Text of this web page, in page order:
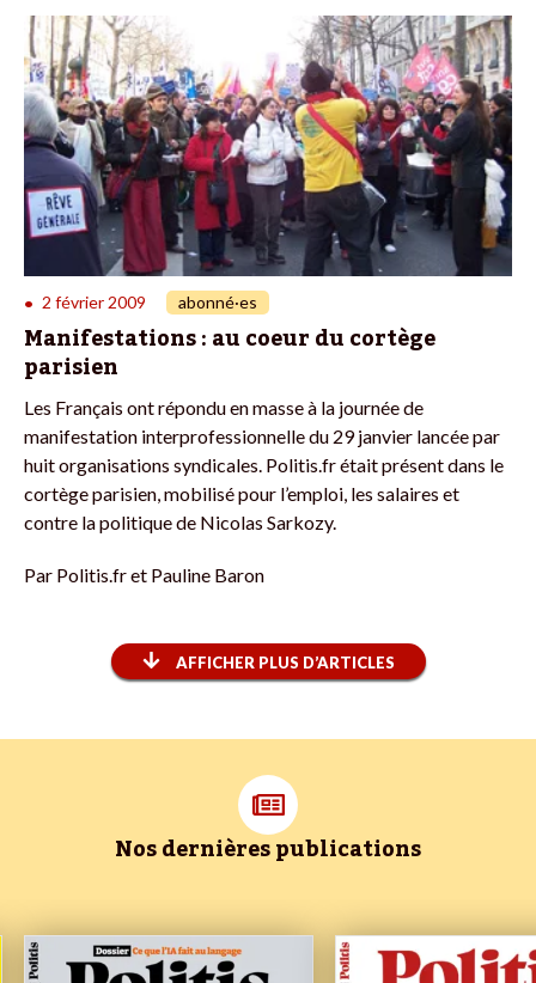
• 2 février 2009 abonné·es
Manifestations : au coeur du cortège
parisien
Les Français ont répondu en masse à la journée de
manifestation interprofessionnelle du 29 janvier lancée par
huit organisations syndicales. Politis.fr était présent dans le
cortège parisien, mobilisé pour l’emploi, les salaires et
contre la politique de Nicolas Sarkozy.
Par Politis.fr et Pauline Baron
AFFICHER PLUS D’ARTICLES
Nos dernières publications